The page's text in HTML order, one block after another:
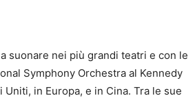
suonare nei più grandi teatri e con le
Symphony Orchestra al Kennedy
in Europa, e in Cina. Tra le sue